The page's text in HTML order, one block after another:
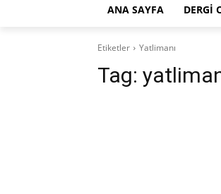
ANA SAYFA DERGI
Etiketler Yatlimanı
Tag: